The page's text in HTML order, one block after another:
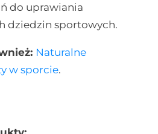
do uprawiania
dziedzin sportowych.
Naturalne
w sporcie.